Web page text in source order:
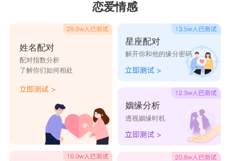
金牛男是公认的最会赚钱的星座男，跟着他，
不愁这辈子没钱花。金牛男是属于守财的星座，他
们超会赚钱，但金牛男害怕无助，喜欢温暖，可以
有个人依赖的感觉，所以他一旦结婚，就是标准的
中国好丈夫，既能赚钱又顾家。所以金牛男很抢
眼，所以金牛男的选妻标准可不简单，但是只要你
对他是真心的，那你对他的关心，总有一天他一定
会察觉到的。
恋爱情感
姓名配对
配对指数分析
了解你们如何相处
星座配对
解开你和他的缘分密码
姻缘分析
透视姻缘时机